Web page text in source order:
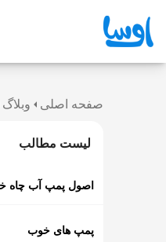
صفحه اصلی وبلاگ
لیست مطالب
اصول پمپ آب چاه
پمپ های خوب